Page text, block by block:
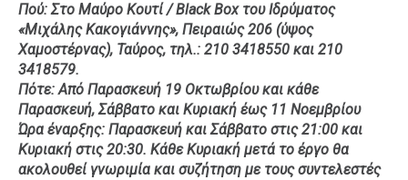
Πού: Στο Μαύρο Κουτί / Black Box του Ιδρύματος
«Μιχάλης Κακογιάννης», Πειραιώς 206 (ύψος
Χαμοστέρνας), Ταύρος, τηλ.: 210 3418550 και 210
3418579.
Πότε: Από Παρασκευή 19 Οκτωβρίου και κάθε
Παρασκευή, Σάββατο και Κυριακή έως 11 Νοεμβρίου
Ώρα έναρξης: Παρασκευή και Σάββατο στις 21:00 και
Κυριακή στις 20:30. Κάθε Κυριακή μετά το έργο θα
ακολουθεί γνωριμία και συζήτηση με τους συντελεστές